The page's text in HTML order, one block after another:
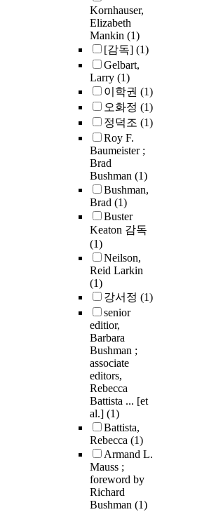
Kornhauser,
Elizabeth
Mankin (1)
[감독] (1)
Gelbart,
Larry (1)
이학권 (1)
오화정 (1)
정덕조 (1)
Roy F.
Baumeister ;
Brad
Bushman (1)
Bushman,
Brad (1)
Buster
Keaton 감독
(1)
Neilson,
Reid Larkin
(1)
강서정 (1)
senior
editior,
Barbara
Bushman ;
associate
editors,
Rebecca
Battista ... [et
al.] (1)
Battista,
Rebecca (1)
Armand L.
Mauss ;
foreword by
Richard
Bushman (1)